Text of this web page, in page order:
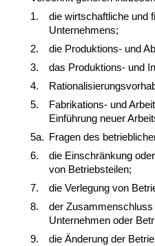
1.
die wirtschaftliche und
Unternehmens;
2.
die Produktions- und
3.
das Produktions- und
4.
5.
Fabrikations- und
Einführung neuer
5a. Fragen des
6.
die Einschränkung
von Betriebsteilen;
7.
die Verlegung von
8.
der
Unternehmen oder
9.
die Änderung der